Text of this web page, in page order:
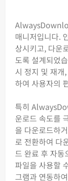
매니저입니다.
상시키고, 다운
도록 설계되었
시 정지 및 재개
하여 사용자의
특히
운로드 속도를
을 다운로드하
로 전환하여 다
드 완료 후 자동
파일을 사용할
그램과 연동하